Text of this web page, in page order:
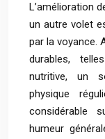
L’amélioration
un autre volet
par la voyance.
durables,
nutritive, un
physique
considérable
humeur